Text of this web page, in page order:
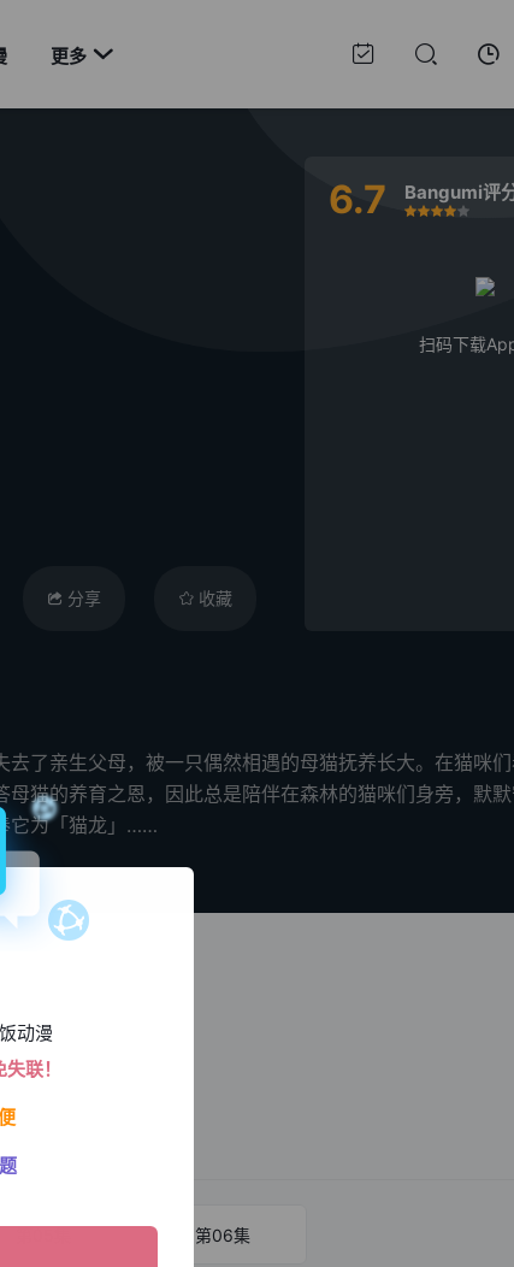
更多 
分享 收藏
6.7 Bangumi评
很差较差还行
推荐
力荐
扫码下载
了亲生父母，被一只偶然相遇的母猫抚养长大。在猫咪
猫的养育之恩，因此总是陪伴在森林的猫咪们身旁，默
它为「猫龙」……
第06集
动漫
联！